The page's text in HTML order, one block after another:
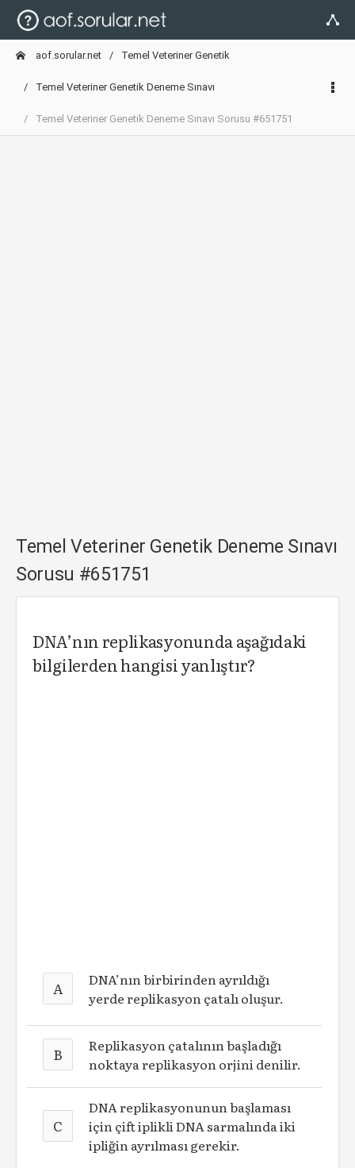
aof.sorular.net Temel Veteriner Genetik
Temel Veteriner Genetik Deneme Sınavı
Temel Veteriner Genetik Deneme Sınavı Sorusu #651751
Temel Veteriner Genetik Deneme Sınavı
Sorusu #651751
DNA’nın replikasyonunda aşağıdaki
bilgilerden hangisi yanlıştır?
A
DNA’nın birbirinden ayrıldığı
yerde replikasyon çatalı oluşur.
B
Replikasyon çatalının başladığı
noktaya replikasyon orjini denilir.
C
DNA replikasyonunun başlaması
için çift iplikli DNA sarmalında iki
ipliğin ayrılması gerekir.